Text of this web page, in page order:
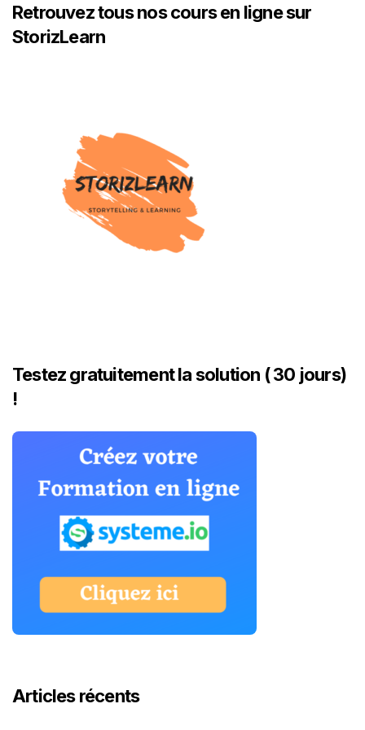
Retrouvez tous nos cours en ligne sur
StorizLearn
Testez gratuitement la solution ( 30 jours)
!
Articles récents